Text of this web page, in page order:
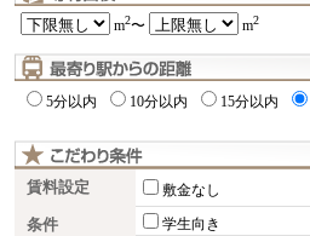
m2〜 m2
5分以内 10分以内 15分以内
賃料設定 敷金なし
条件 学生向き